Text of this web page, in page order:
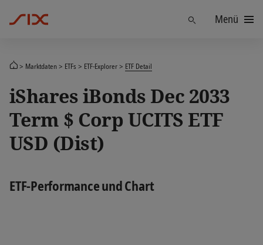
FindenMenü
Marktdaten ETFs ETF-Explorer ETF Detail
iShares iBonds Dec 2033
Term $ Corp UCITS ETF
USD (Dist)
ETF-Performance und Chart